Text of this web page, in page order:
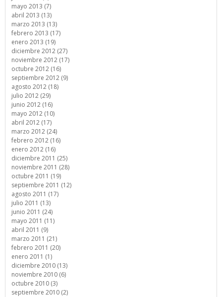
mayo 2013 (7)
abril 2013 (13)
marzo 2013 (13)
febrero 2013 (17)
enero 2013 (19)
diciembre 2012 (27)
noviembre 2012 (17)
octubre 2012 (16)
septiembre 2012 (9)
agosto 2012 (18)
julio 2012 (29)
junio 2012 (16)
mayo 2012 (10)
abril 2012 (17)
marzo 2012 (24)
febrero 2012 (16)
enero 2012 (16)
diciembre 2011 (25)
noviembre 2011 (28)
octubre 2011 (19)
septiembre 2011 (12)
agosto 2011 (17)
julio 2011 (13)
junio 2011 (24)
mayo 2011 (11)
abril 2011 (9)
marzo 2011 (21)
febrero 2011 (20)
enero 2011 (1)
diciembre 2010 (13)
noviembre 2010 (6)
octubre 2010 (3)
septiembre 2010 (2)